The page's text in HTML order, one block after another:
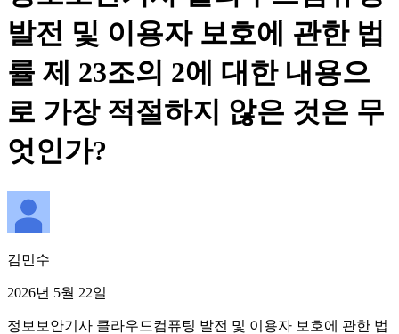
발전 및 이용자 보호에 관한 법
률 제 23조의 2에 대한 내용으
로 가장 적절하지 않은 것은 무
엇인가?
김민수
2026년 5월 22일
정보보안기사 클라우드컴퓨팅 발전 및 이용자 보호에 관한 법